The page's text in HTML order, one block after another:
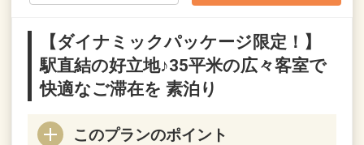
■おすすめポイント
・那覇空港から車で5分 ゆいレールで10
分
ゆいレール「旭橋駅」直結でアクセス抜
【ダイナミックパッケージ限定！】
駅直結の好立地♪35平米の広々客室で
快適なご滞在を 素泊り
このプランのポイント